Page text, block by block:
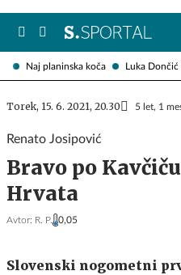
Naj planinska koča Luka Dončić
Torek, 15. 6. 2021, 20.30 5 let, 1
Renato Josipović
Bravo po
Hrvata
Avtor: R. P. 0,05
Slovenski nogometni